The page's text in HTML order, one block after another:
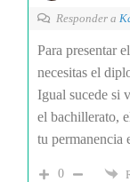
Responder a
Para presentar
necesitas el
Igual sucede si
el bachillerato,
tu permanencia
0